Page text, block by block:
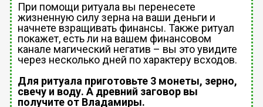
При помощи ритуала вы перенесете
жизненную силу зерна на ваши деньги и
начнете взращивать финансы. Также ритуал
покажет, есть ли на вашем финансовом
канале магический негатив – вы это увидите
через несколько дней по характеру всходов.
Для ритуала приготовьте 3 монеты, зерно,
свечу и воду. А древний заговор вы
получите от Владамиры.